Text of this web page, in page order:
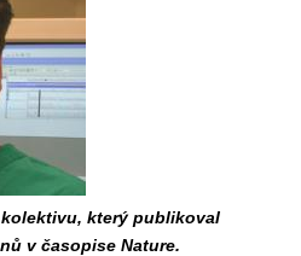
který publikoval
v časopise Nature.